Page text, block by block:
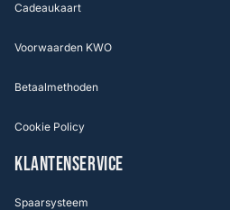
Cadeaukaart
Voorwaarden KWO
Betaalmethoden
Cookie Policy
KLANTENSERVICE
Spaarsysteem